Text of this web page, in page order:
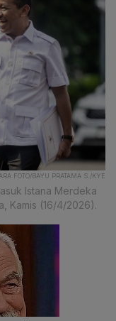
FOTO/BAYU PRATAMA S./KYE
Istana Merdeka
Kamis (16/4/2026).